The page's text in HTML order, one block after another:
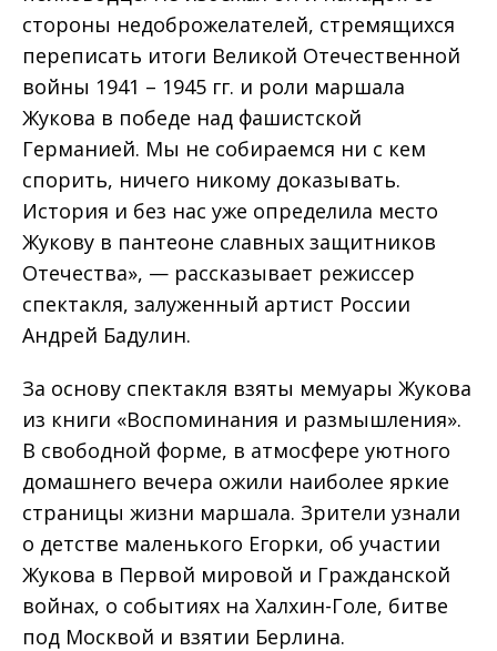
стороны недоброжелателей, стремящихся
переписать итоги Великой Отечественной
войны 1941 – 1945 гг. и роли маршала
Жукова в победе над фашистской
Германией. Мы не собираемся ни с кем
спорить, ничего никому доказывать.
История и без нас уже определила место
Жукову в пантеоне славных защитников
Отечества», — рассказывает режиссер
спектакля, залуженный артист России
Андрей Бадулин.
За основу спектакля взяты мемуары Жукова
из книги «Воспоминания и размышления».
В свободной форме, в атмосфере уютного
домашнего вечера ожили наиболее яркие
страницы жизни маршала. Зрители узнали
о детстве маленького Егорки, об участии
Жукова в Первой мировой и Гражданской
войнах, о событиях на Халхин-Голе, битве
под Москвой и взятии Берлина.